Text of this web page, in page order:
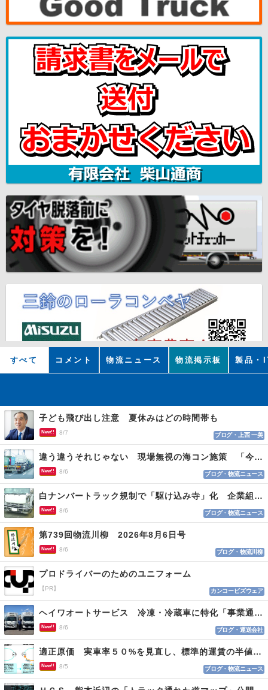
すべて コメント 物流ニュース 物流掲示板 製品・
子ども飛び出し注意 夏休みはどの時間帯も
New!! 8/7 ブログ・上西 一美
違う違うそれじゃない 現場無視の海コン施策 「今でも平均２～３時間は待つ」
New!! 8/6 ブログ・物流ニュース
白ナンバートラック規制で「駆け込み寺」化 企業組合が入会基準を見直しへ
New!! 8/6 ブログ・物流ニュース
第739回物流川柳 2026年8月6日号
New!! 8/6 ブログ・物流川柳
プロドライバーのためのユニフォーム
【PR】 カンコービズウェア
ヘイワオートサービス 冷凍・冷蔵車に特化「事業通じ貢献目指す」
New!! 8/6 ブログ・運送会社
適正原価 実車率５０%を見直し、標準的運賃の半値の恐れも
New!! 8/5 ブログ・物流ニュース